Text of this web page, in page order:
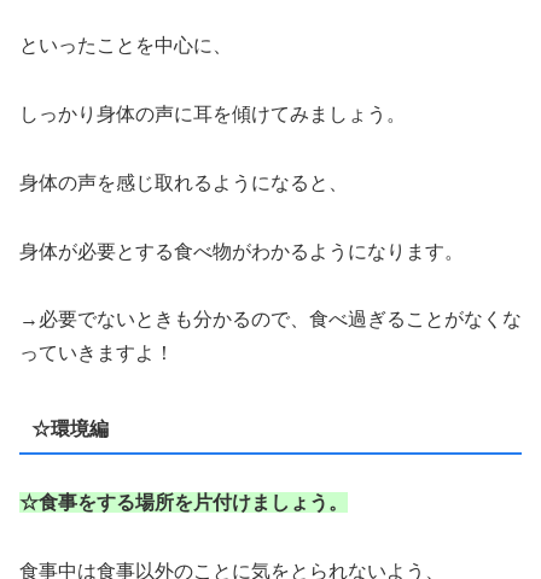
といったことを中心に、
しっかり身体の声に耳を傾けてみましょう。
身体の声を感じ取れるようになると、
身体が必要とする食べ物がわかるようになります。
→必要でないときも分かるので、食べ過ぎることがなくな
っていきますよ！
☆環境編
☆食事をする場所を片付けましょう。
食事中は食事以外のことに気をとられないよう、